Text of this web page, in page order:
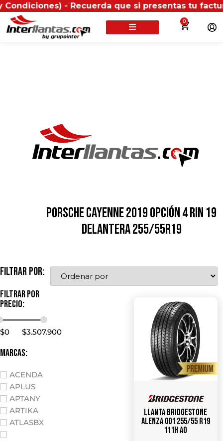
- Recuerda que si presentas tu factura
0
PORSCHE CAYENNE 2019 OPCIÓN 4 RIN 19
DELANTERA 255/55R19
Filtrar por:
Filtrar por
precio:
$0 $3.507.900
marcas:
ACENDA
APLUS
APTANY
ARTIKA
ATLASBX
Llanta Bridgestone
Alenza 001 255/55 R19
111H AO